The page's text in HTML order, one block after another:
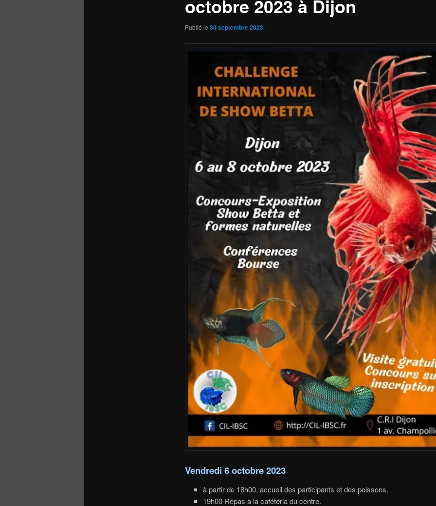
octobre 2023 à Dijon
Publié le 30 septembre 2023
Vendredi 6 octobre 2023
à partir de 18h00, accueil des participants et des poissons.
19h00 Repas à la cafétéria du centre.